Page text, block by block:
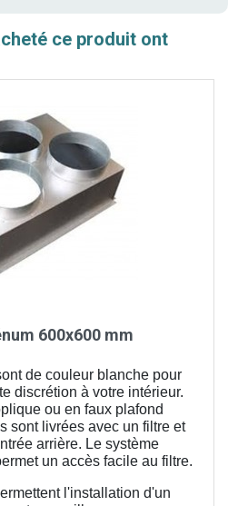
ce produit ont
600x600 mm
de couleur blanche pour
discrétion à votre intérieur.
ou en faux plafond
sont livrées avec un filtre et
arrière. Le système
un accès facile au filtre.
l'installation d'un